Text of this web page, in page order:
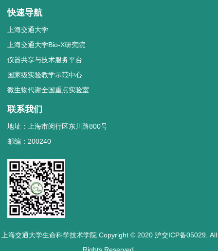
快速导航
上海交通大学
上海交通大学Bio-X研究院
仪器共享与技术服务平台
国家级实验教学示范中心
微生物代谢全国重点实验室
联系我们
地址：上海市闵行区东川路800号
邮编：200240
上海交通大学生命科学技术学院 Copyright © 2020 沪交ICP备05029. All